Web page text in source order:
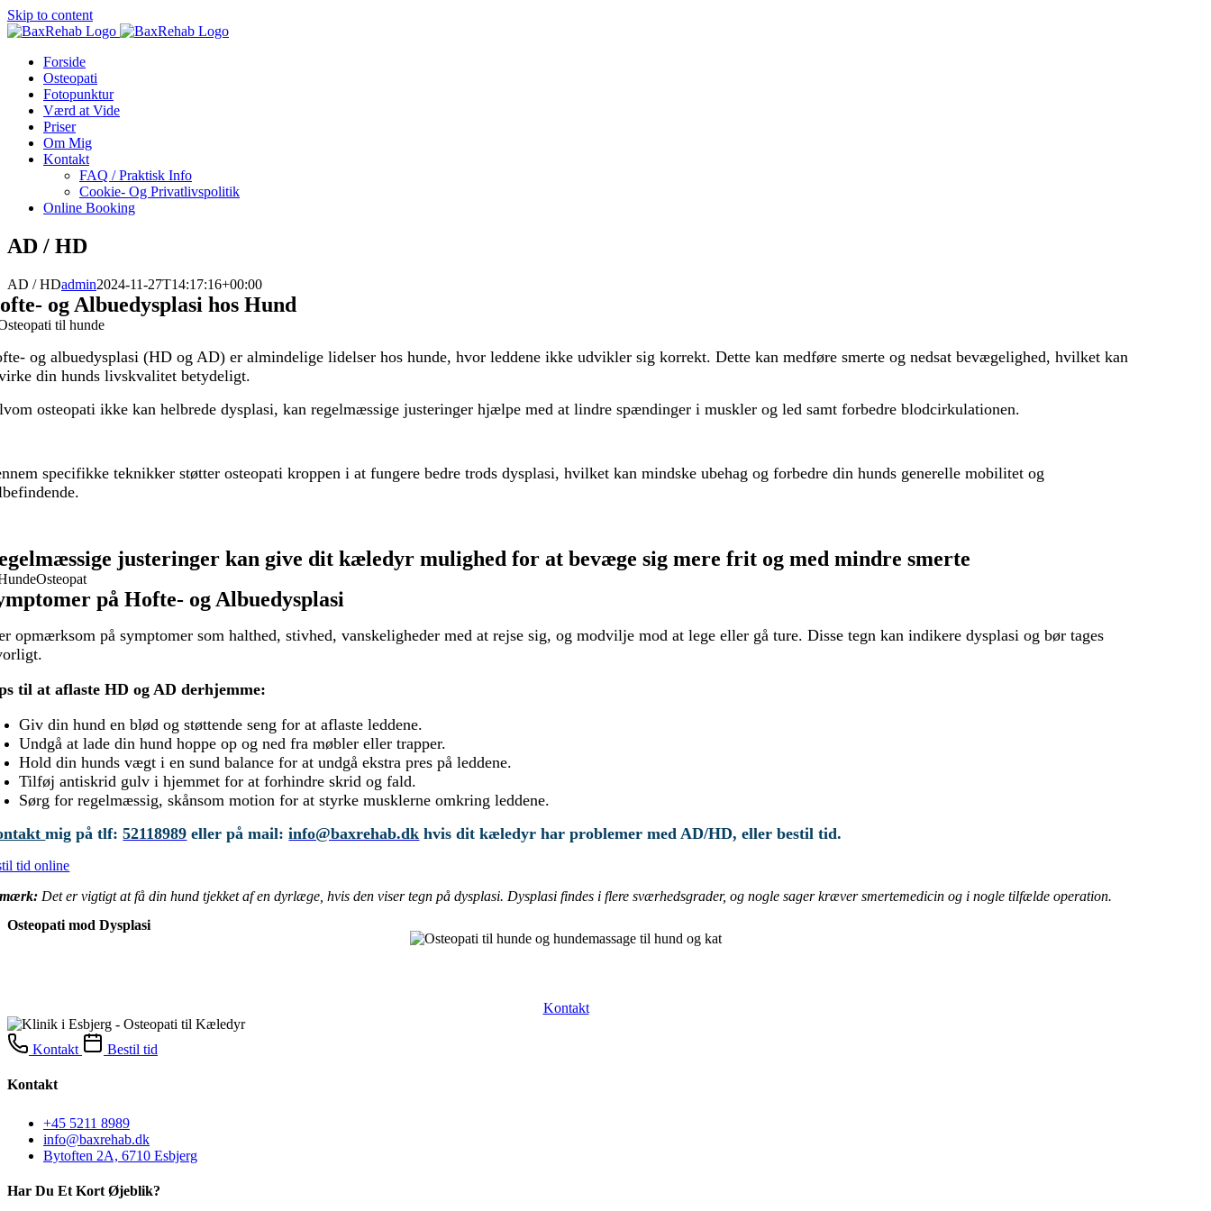
Skip to content
Forside
Osteopati
Fotopunktur
Værd at Vide
Priser
Om Mig
Kontakt
FAQ / Praktisk Info
Cookie- Og Privatlivspolitik
Online Booking
AD / HD
AD / HDadmin2024-11-27T14:17:16+00:00
og Albuedysplasi hos Hund
og albuedysplasi (HD og AD) er almindelige lidelser hos hunde, hvor leddene ikke udvikler sig korrekt. Dette kan medføre smerte og nedsat bevægelighed, hvilket kan
din hunds livskvalitet betydeligt.
osteopati ikke kan helbrede dysplasi, kanregelmæssige justeringerhjælpe med at lindre spændinger i muskler og led samt forbedre blodcirkulationen.
specifikke teknikker støtter osteopati kroppen i atfungere bedre trods dysplasi, hvilket kan mindske ubehag og forbedre din hunds generelle mobilitet og
justeringer kan give dit kæledyr mulighed for at bevæge sig mere frit og med mindre smerte
på Hofte- og Albuedysplasi
opmærksom på symptomer som halthed, stivhed, vanskeligheder med at rejse sig, og modvilje mod at lege eller gå ture. Disse tegn kan indikere dysplasi og bør tages
til at aflaste HD og AD derhjemme:
Giv din hund en blød og støttende seng for at aflaste leddene.
Undgå at lade din hund hoppe op og ned fra møbler eller trapper.
Hold din hunds vægt i en sund balance for at undgå ekstra pres på leddene.
Tilføj antiskrid gulv i hjemmet for at forhindre skrid og fald.
Sørg for regelmæssig, skånsom motion for at styrke musklerne omkring leddene.
mig på tlf:52118989 eller på mail:info@baxrehab.dk hvis dit kæledyr har problemer med AD/HD, eller bestil tid.
tid online
Det er vigtigt at få din hund tjekket af en dyrlæge, hvis den viser tegn på dysplasi. Dysplasi findes i flere sværhedsgrader, og nogle sager kræver smertemedicin og i nogle tilfælde operation.
Osteopati mod Dysplasi
Kontakt
Kontakt Bestil tid
Kontakt
+45 5211 8989
info@baxrehab.dk
Bytoften 2A, 6710 Esbjerg
Har Du Et Kort Øjeblik?